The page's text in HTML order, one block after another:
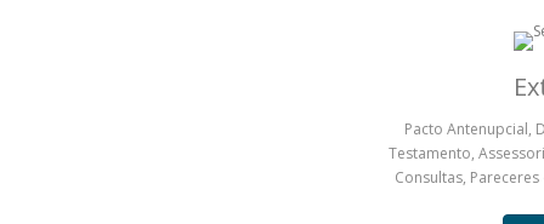
Pacto Antenupcial,
Testamento,
Consultas,